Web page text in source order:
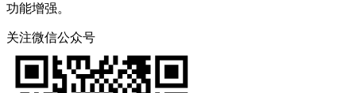
功能增强。
关注微信公众号